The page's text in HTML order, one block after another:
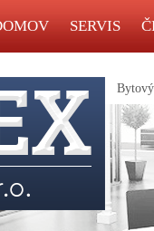
SERVIS
Bytový